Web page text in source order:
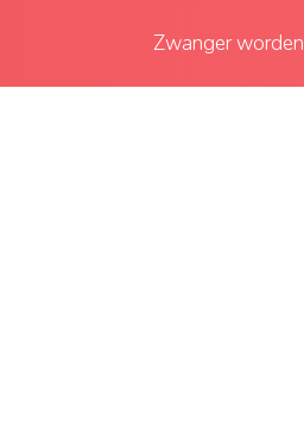
Zwanger worden